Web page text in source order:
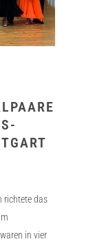
richtete das
in vier